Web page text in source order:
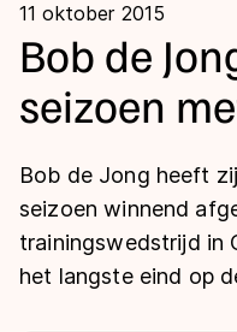
Kalender
Disciplines
Langebaan
Shorttrack
Inlineskaten
Uitslagen
Langebaan
Shorttrack
Tijden &
11 oktober 2015
Bob de
seizoen
Bob de Jong heeft
seizoen winnend
trainingswedstrijd in
het langste eind op